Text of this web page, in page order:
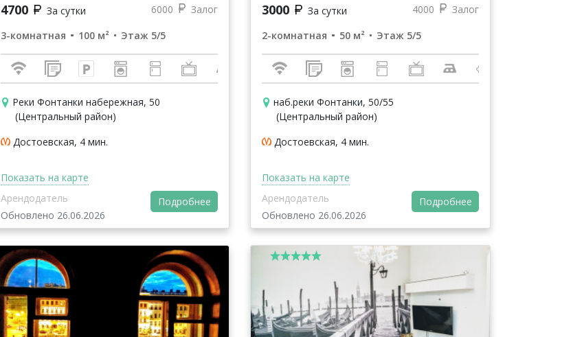
4700 За сутки 6000
Залог
3-комнатная
100 м² Этаж 5/5
Реки Фонтанки набережная, 50
(Центральный район)
Достоевская, 4 мин.
Показать на карте
Арендодатель
Обновлено 26.06.2026
Подробнее
3000 За сутки 4000
Залог
2-комнатная
50 м² Этаж 5/5
наб.реки Фонтанки, 50/55
(Центральный район)
Достоевская, 4 мин.
Показать на карте
Арендодатель
Обновлено 26.06.2026
Подробнее